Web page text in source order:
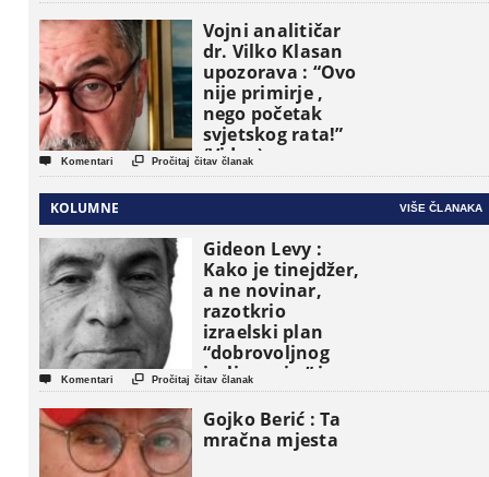
Vojni analitičar
dr. Vilko Klasan
upozorava : “Ovo
nije primirje ,
nego početak
svjetskog rata!”
(Video)
 Komentari  Pročitaj čitav članak
KOLUMNE VIŠE ČLANAKA
Gideon Levy :
Kako je tinejdžer,
a ne novinar,
razotkrio
izraelski plan
“dobrovoljnog
iseljavanja ” iz
Gaze
 Komentari  Pročitaj čitav članak
Gojko Berić : Ta
mračna mjesta